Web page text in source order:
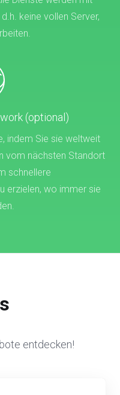
keine vollen Server,
(optional)
indem Sie sie weltweit
vom nächsten Standort
schnellere
erzielen, wo immer sie
entdecken!